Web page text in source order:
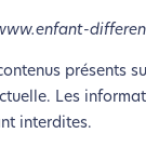
présents
Les
interdites.